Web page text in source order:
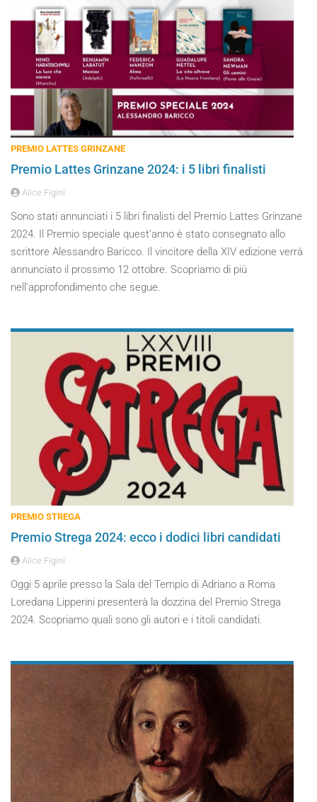
PREMIO LATTES GRINZANE
Premio Lattes Grinzane 2024: i 5 libri finalisti
Alice Figini
Sono stati annunciati i 5 libri finalisti del Premio Lattes Grinzane
2024. Il Premio speciale quest’anno è stato consegnato allo
scrittore Alessandro Baricco. Il vincitore della XIV edizione verrà
annunciato il prossimo 12 ottobre. Scopriamo di più
nell’approfondimento che segue.
PREMIO STREGA
Premio Strega 2024: ecco i dodici libri candidati
Alice Figini
Oggi 5 aprile presso la Sala del Tempio di Adriano a Roma
Loredana Lipperini presenterà la dozzina del Premio Strega
2024. Scopriamo quali sono gli autori e i titoli candidati.